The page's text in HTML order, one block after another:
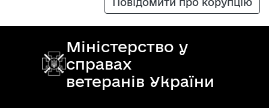
Міністерство у
справах
ветеранів України